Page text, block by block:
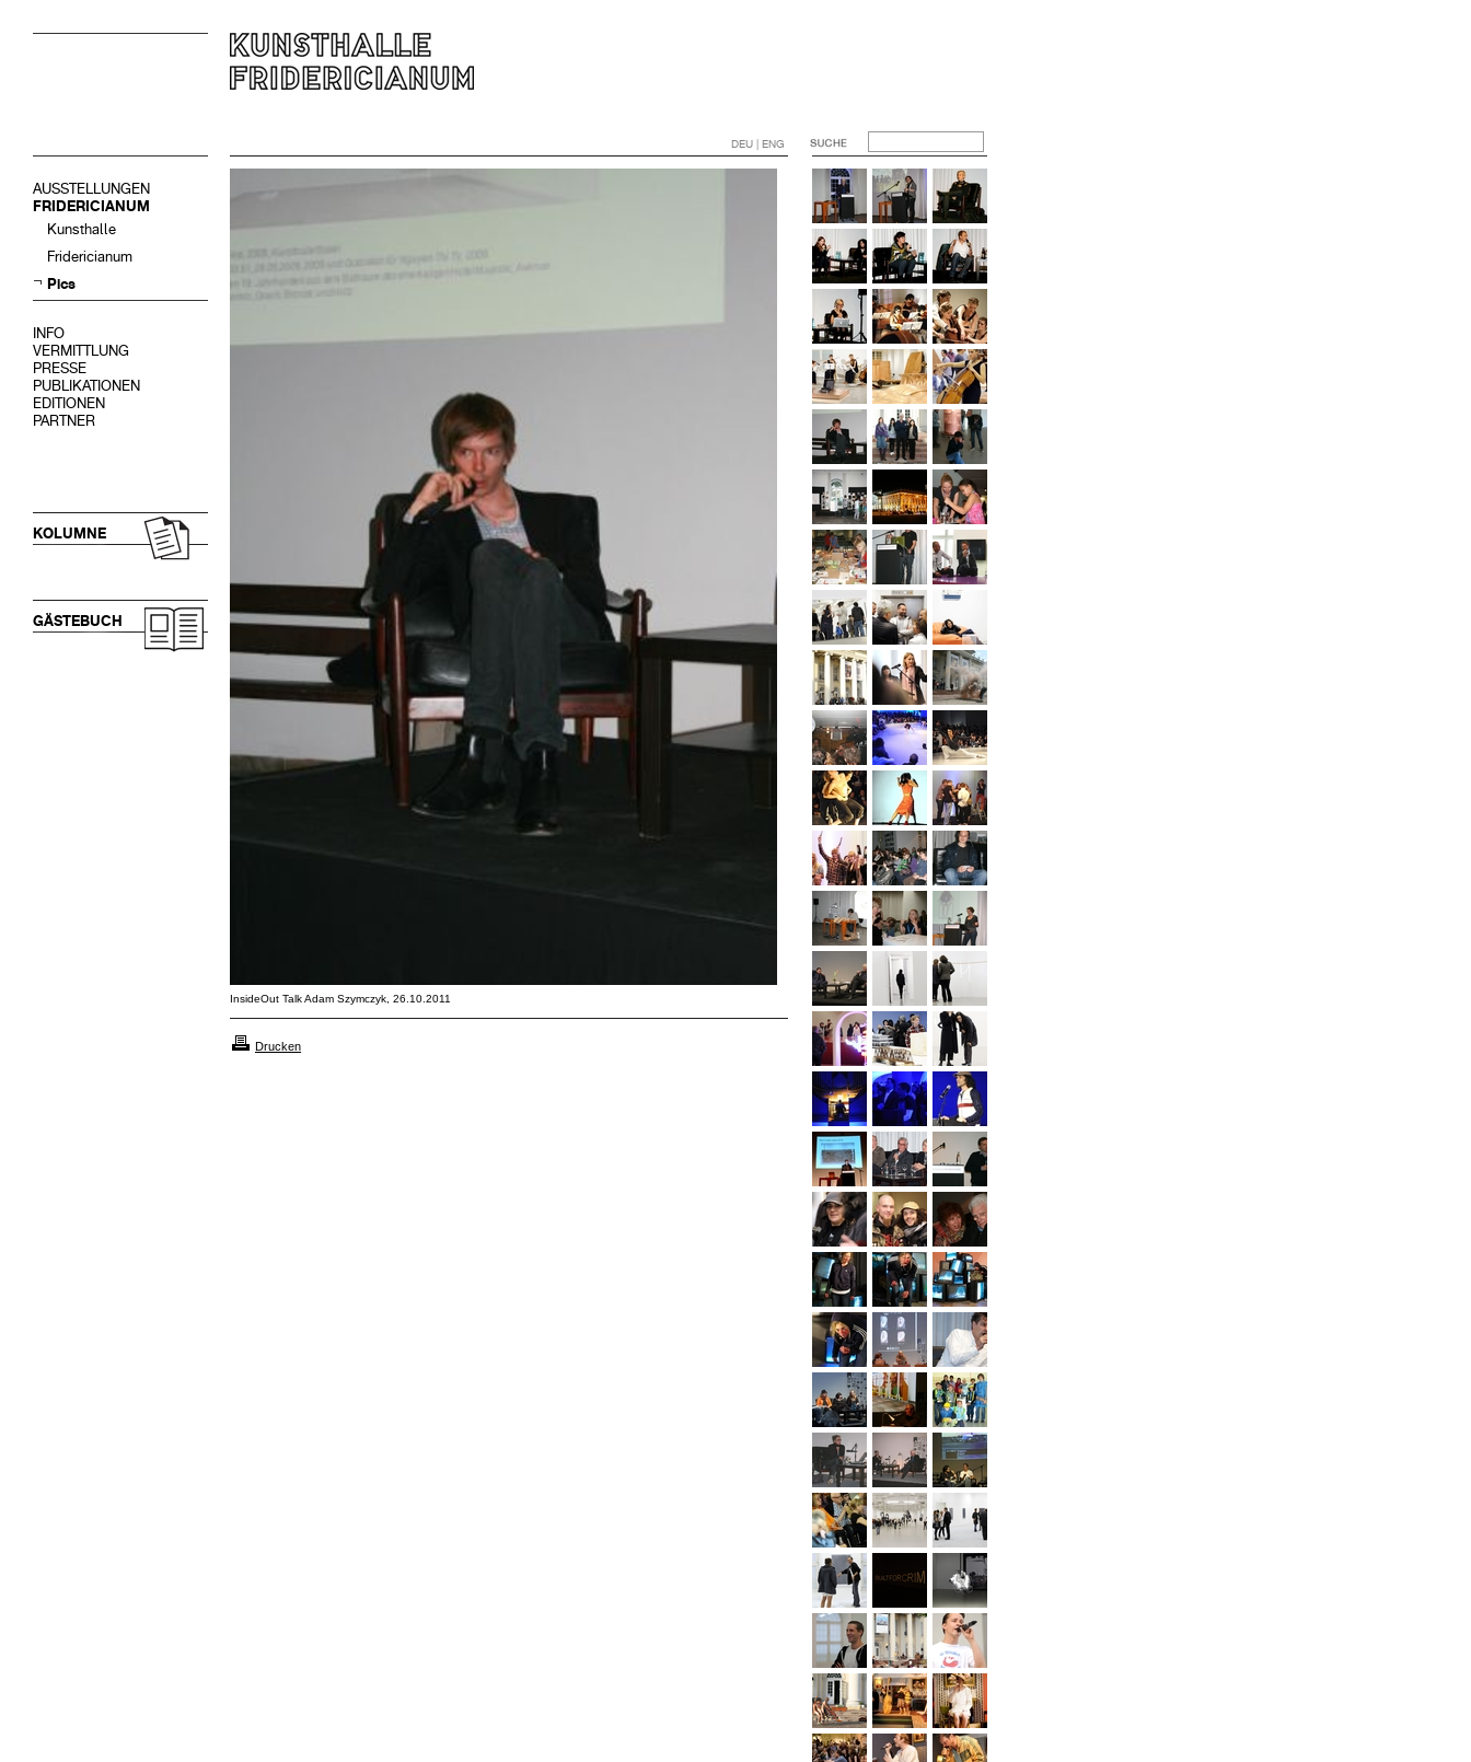
DEU | ENG
AUSSTELLUNGEN
FRIDERICIANUM
Kunsthalle
Fridericianum
Pics
INFO
VERMITTLUNG
PRESSE
PUBLIKATIONEN
EDITIONEN
PARTNER
KOLUMNE
GÄSTEBUCH
InsideOut Talk Adam Szymczyk, 26.10.2011
Drucken